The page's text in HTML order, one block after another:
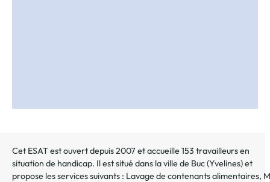
Cet ESAT est ouvert depuis 2007 et accueille 153 travailleurs en
situation de handicap. Il est situé dans la ville de Buc(Yvelines) et
propose les services suivants : Lavage de contenants alimentaires,